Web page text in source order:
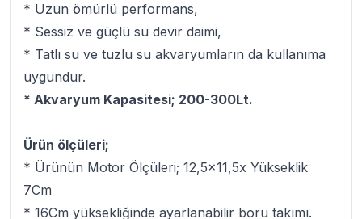
* Uzun ömürlü performans,
* Sessiz ve güçlü su devir daimi,
* Tatlı su ve tuzlu su akvaryumların da kullanıma
uygundur.
* Akvaryum Kapasitesi; 200-300Lt.
Ürün ölçüleri;
* Ürünün Motor Ölçüleri; 12,5x11,5x Yükseklik
7Cm
* 16Cm yüksekliğinde ayarlanabilir boru takımı.